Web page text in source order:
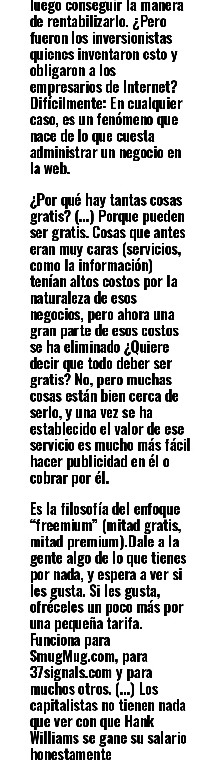
de rentabilizarlo. ¿Pero
fueron los inversionistas
quienes inventaron esto y
obligaron a los
empresarios de Internet?
Difícilmente: En cualquier
caso, es un fenómeno que
nace de lo que cuesta
administrar un negocio en
la web.
¿Por qué hay tantas cosas
gratis? (…) Porque pueden
ser gratis. Cosas que antes
eran muy caras (servicios,
como la información)
tenían altos costos por la
naturaleza de esos
negocios, pero ahora una
gran parte de esos costos
se ha eliminado ¿Quiere
decir que todo deber ser
gratis? No, pero muchas
cosas están bien cerca de
serlo, y una vez se ha
establecido el valor de ese
servicio es mucho más fácil
hacer publicidad en él o
cobrar por él.
Es la filosofía del enfoque
“freemium” (mitad gratis,
mitad premium).Dale a la
gente algo de lo que tienes
por nada, y espera a ver si
les gusta. Si les gusta,
ofréceles un poco más por
una pequeña tarifa.
Funciona para
SmugMug.com, para
37signals.com y para
muchos otros. (…) Los
capitalistas no tienen nada
que ver con que Hank
Williams se gane su salario
honestamente